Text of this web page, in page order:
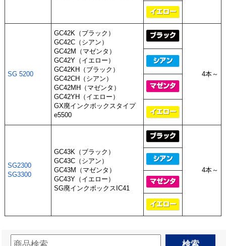
SG 5200
GC42K（ブラック）
GC42C（シアン）
GC42M（マゼンタ）
GC42Y（イエロー）
GC42KH（ブラック）
GC42CH（シアン）
GC42MH（マゼンタ）
GC42YH（イエロー）
GX廃インクボックスタイプ
e5500
4本～
SG2300
SG3300
GC43K（ブラック）
GC43C（シアン）
GC43M（マゼンタ）
GC43Y（イエロー）
SG廃インクボックスIC41
4本～